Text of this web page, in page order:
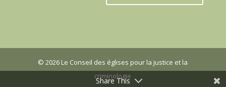
© 2026 Le Conseil des églises pour la justice et la
criminologie
Share This